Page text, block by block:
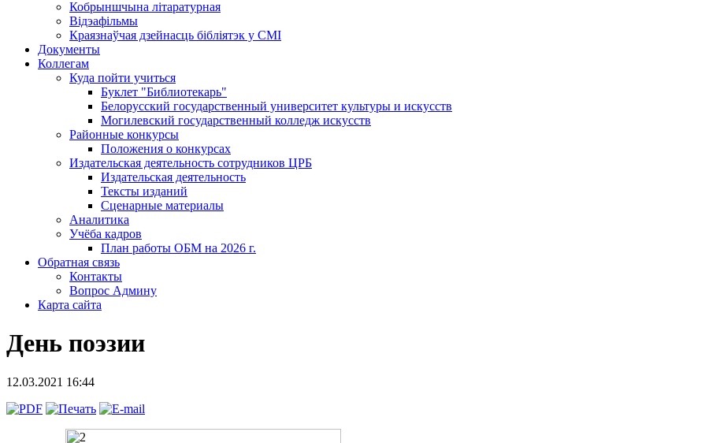
Кобрыншчына літаратурная
Відэафільмы
Краязнаўчая дзейнасць бібліятэк у СМІ
Документы
Коллегам
Куда пойти учиться
Буклет "Библиотекарь"
Белорусский государственный университет культуры и искусств
Могилевский государственный колледж искусств
Районные конкурсы
Положения о конкурсах
Издательская деятельность сотрудников ЦРБ
Издательская деятельность
Тексты изданий
Сценарные материалы
Аналитика
Учёба кадров
План работы ОБМ на 2026 г.
Обратная связь
Контакты
Вопрос Админу
Карта сайта
День поэзии
12.03.2021 16:44